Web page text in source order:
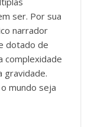
ser. Por sua
narrador
dotado de
complexidade
gravidade.
mundo seja